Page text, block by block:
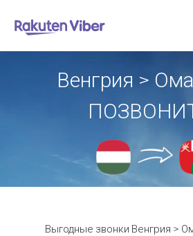
Венгрия >
Выгодные звонки Венгрия >